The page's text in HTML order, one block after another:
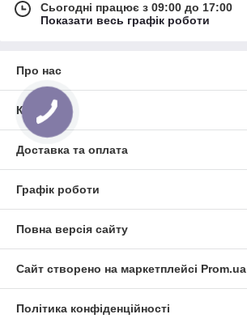
Сьогодні працює з 09:00 до 17:00
Показати весь графік роботи
Про нас
Контакти
Доставка та оплата
Графік роботи
Повна версія сайту
Сайт створено на маркетплейсі Prom.ua
Політика конфіденційності